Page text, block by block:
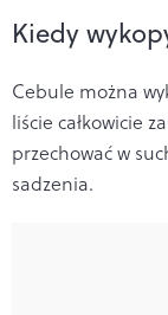
Kiedy
Cebule można
liście całkowicie
przechować w
sadzenia.